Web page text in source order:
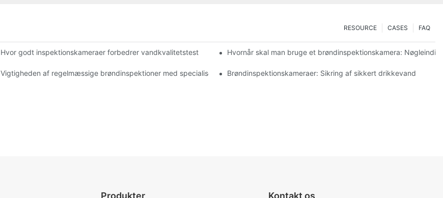
FAQ
CASES
RESOURCE
Hvor godt inspektionskameraer forbedrer vandkvalitetstest Hvornår skal man bruge et brøndinspektionskamera:
Vigtigheden af ​​regelmæssige brøndinspektioner med specialiserede kameraerBrøndinspektionskameraer: Sikring af sikkert drikkevand
Produkter Kontakt os